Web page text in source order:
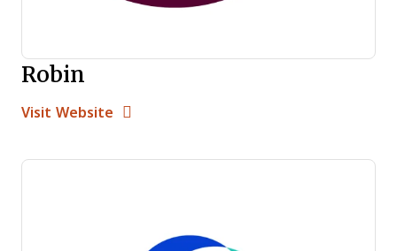
Robin
Visit Website Opens New Window